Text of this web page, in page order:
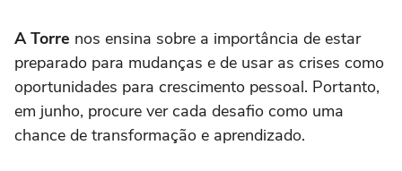
A Torre nos ensina sobre a importância de estar
preparado para mudanças e de usar as crises como
oportunidades para crescimento pessoal. Portanto,
em junho, procure ver cada desafio como uma
chance de transformação e aprendizado.